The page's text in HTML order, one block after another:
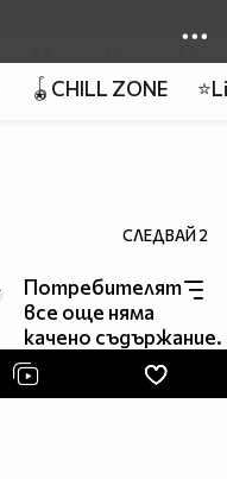
🪀CHILL ZONE
СЛЕДВАЙ2
Потребителят
все още няма
качено съдържание.